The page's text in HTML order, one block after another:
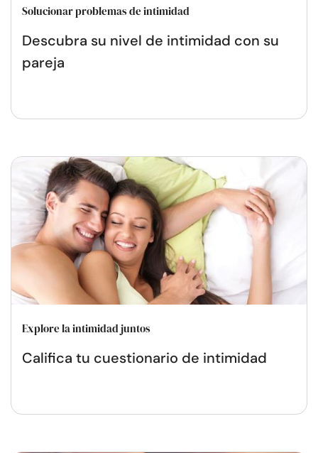
Solucionar problemas de intimidad
Descubra su nivel de intimidad con su
pareja
Explore la intimidad juntos
Califica tu cuestionario de intimidad